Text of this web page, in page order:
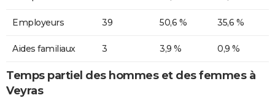
Employeurs 39 50,6 % 35,6 %
Aides familiaux 3 3,9 % 0,9 %
Temps partiel des hommes et des femmes à
Veyras